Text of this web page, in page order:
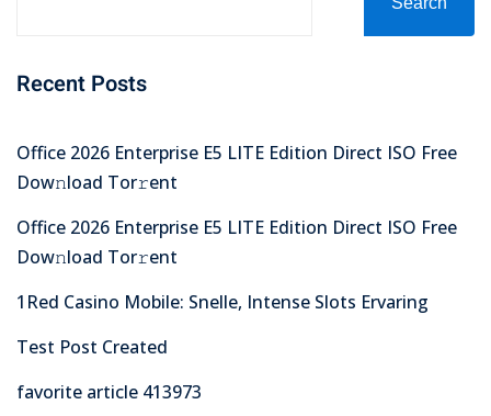
Recent Posts
Office 2026 Enterprise E5 LITE Edition Direct ISO Frее
Dow𝚗load Tоr𝚛ent
Office 2026 Enterprise E5 LITE Edition Direct ISO Frее
Dow𝚗load Tоr𝚛ent
1Red Casino Mobile: Snelle, Intense Slots Ervaring
Test Post Created
favorite article 413973